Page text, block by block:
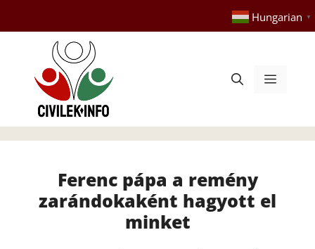
tartalomba
Hungarian ▼
Menü
Ferenc pápa a remény
zarándokaként hagyott el
minket